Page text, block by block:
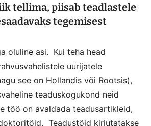
tellima, piisab teadlastele
tegemisest
oluline asi. Kui teha head
uurijatele
see on Hollandis või Rootsis),
teaduskogukond neid
töö on avaldada teadusartikleid,
Teadustöid kirjutatakse